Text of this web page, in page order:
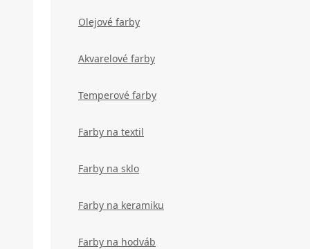
Olejové farby
Akvarelové farby
Temperové farby
Farby na textil
Farby na sklo
Farby na keramiku
Farby na hodváb